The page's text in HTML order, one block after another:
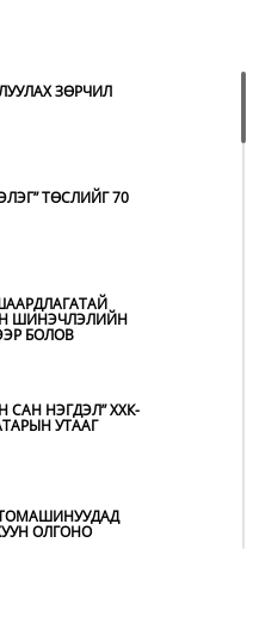
ЗӨРЧИЛ
ТӨСЛИЙГ 70
ШИНЭЧЛЭЛИЙН
БОЛОВ
САН НЭГДЭЛ” ХХК-
УТААГ
ОЛГОНО
150150